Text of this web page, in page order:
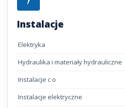
Instalacje
Elektryka
Hydraulika i materiały hydrauliczne
Instalacje c o
Instalacje elektryczne